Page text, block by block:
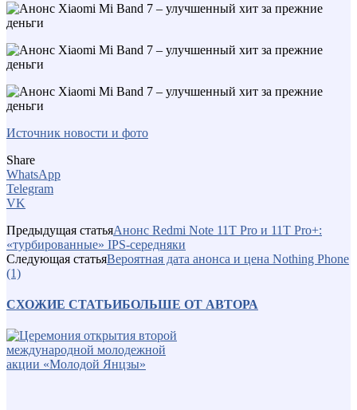
Источник новости и фото
Share
WhatsApp
Telegram
VK
Предыдущая статьяАнонс Redmi Note 11T Pro и 11T Pro+:
«турбированные» IPS-середняки
Следующая статьяВероятная дата анонса и цена Nothing Phone
(1)
СХОЖИЕ СТАТЬИБОЛЬШЕ ОТ АВТОРА